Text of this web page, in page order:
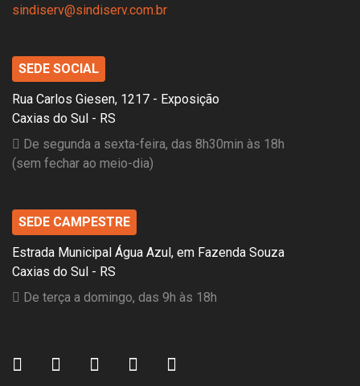
sindiserv@sindiserv.com.br
SEDE SOCIAL
Rua Carlos Giesen, 1217 - Exposição
Caxias do Sul - RS
De segunda a sexta-feira, das 8h30min às 18h
(sem fechar ao meio-dia)
SEDE CAMPESTRE
Estrada Municipal Água Azul, em Fazenda Souza
Caxias do Sul - RS
De terça a domingo, das 9h às 18h